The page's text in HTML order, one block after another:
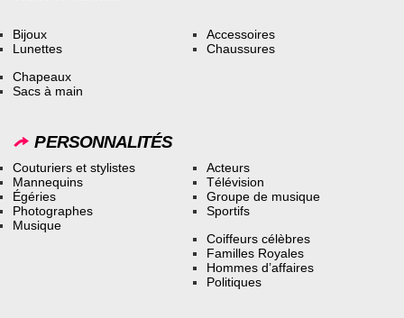
Bijoux
Lunettes
Accessoires
Chaussures
Chapeaux
Sacs à main
PERSONNALITÉS
Couturiers et stylistes
Mannequins
Égéries
Photographes
Musique
Acteurs
Télévision
Groupe de musique
Sportifs
Coiffeurs célèbres
Familles Royales
Hommes d’affaires
Politiques